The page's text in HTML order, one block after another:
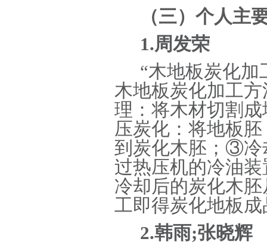
（三）个人主
1.周发荣
“木地板炭化加
木地板炭化加工
理：将木材切割
压炭化：将地板
到炭化木胚； ③冷
过热压机的冷油
冷却后的炭化木
工即得炭化地板成
2.韩雨;张晓辉